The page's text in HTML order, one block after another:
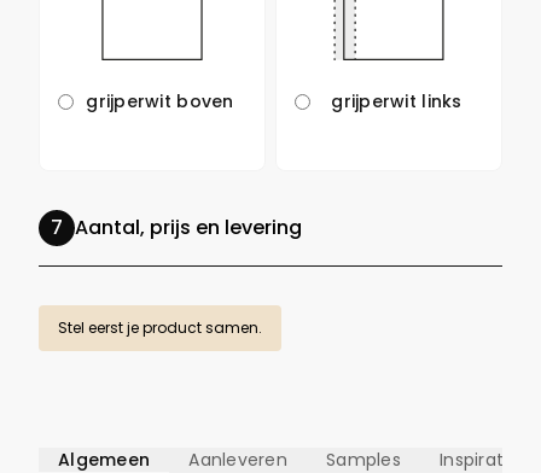
grijperwit boven grijperwit links
Aantal, prijs en levering
Stel eerst je product samen.
Algemeen Aanleveren Samples Inspiratie